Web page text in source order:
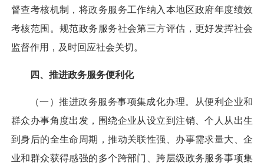
督查考核机制，将政务服务工作纳入本地区政府年度绩效
考核范围。规范政务服务社会第三方评估，更好发挥社会
监督作用，及时回应社会关切。
四、推进政务服务便利化
（一）推进政务服务事项集成化办理。
从便利企业和
群众办事角度出发，围绕企业从设立到注销、个人从出生
到身后的全生命周期，推动关联性强、办事需求量大、企
业和群众获得感强的多个跨部门、跨层级政务服务事项集